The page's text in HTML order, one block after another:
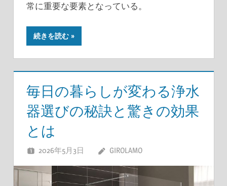
常に重要な要素となっている。
続きを読む
毎日の暮らしが変わる浄水
器選びの秘訣と驚きの効果
とは
2026年5月3日 GIROLAMO